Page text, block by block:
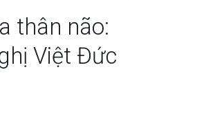
thân não:
Việt Đức